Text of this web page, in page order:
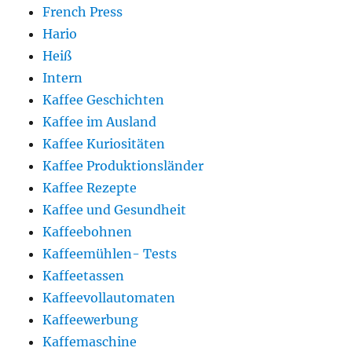
French Press
Hario
Heiß
Intern
Kaffee Geschichten
Kaffee im Ausland
Kaffee Kuriositäten
Kaffee Produktionsländer
Kaffee Rezepte
Kaffee und Gesundheit
Kaffeebohnen
Kaffeemühlen- Tests
Kaffeetassen
Kaffeevollautomaten
Kaffeewerbung
Kaffemaschine